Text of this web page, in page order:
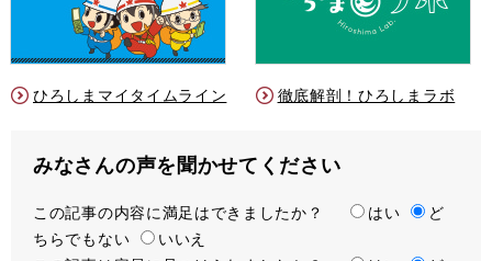
ひろしまマイタイムライン 徹底解剖！ひろしまラボ
みなさんの声を聞かせてください
満
足
この記事の内容に満足はできましたか？ はい
ど
ちらでもない
いいえ